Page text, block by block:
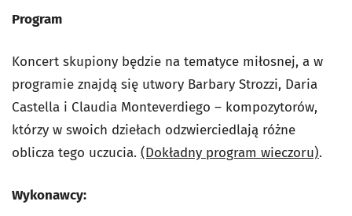
Program
Koncert skupiony będzie na tematyce miłosnej, a w
programie znajdą się utwory Barbary Strozzi, Daria
Castella i Claudia Monteverdiego – kompozytorów,
którzy w swoich dziełach odzwierciedlają różne
oblicza tego uczucia. (Dokładny program wieczoru).
Wykonawcy: